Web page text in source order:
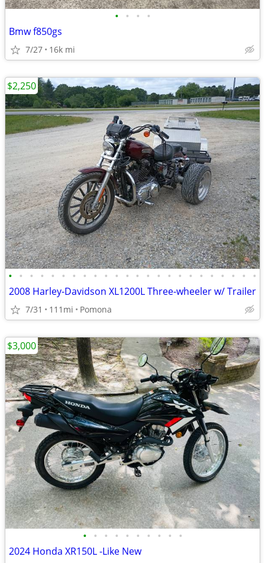
• • • •
Bmw f850gs
7/27 16k mi
• • • • • • • • • • • • • • • • • • • • • • • •
2008 Harley-Davidson XL1200L Three-wheeler w/ Trailer
7/31 111mi Pomona
$2,250
• • • • • • • • • •
2024 Honda XR150L -Like New
$3,000